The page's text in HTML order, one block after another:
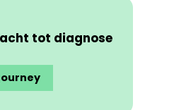
tot diagnose